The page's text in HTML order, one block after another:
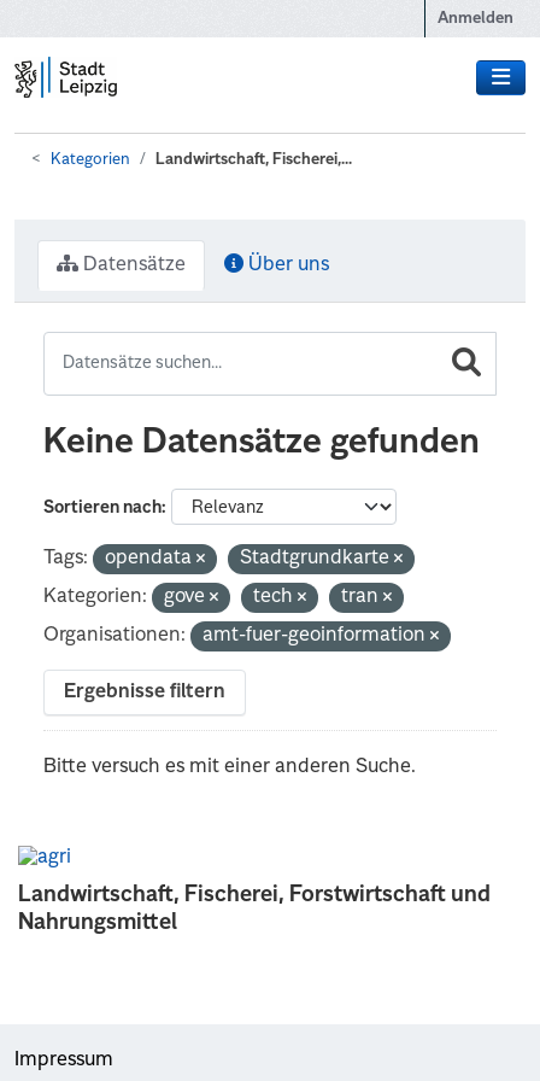
Anmelden
Kategorien Landwirtschaft, Fischerei,...
Landwirtschaft, Fischerei, Forstwirtschaft und
Nahrungsmittel
Datensätze Über uns
Keine Datensätze gefunden
Sortieren nach
Tags: opendata
Stadtgrundkarte
Kategorien:
gove tech
tran
Organisationen:
amt-fuer-geoinformation
Ergebnisse filtern
Bitte versuch es mit einer anderen Suche.
Impressum